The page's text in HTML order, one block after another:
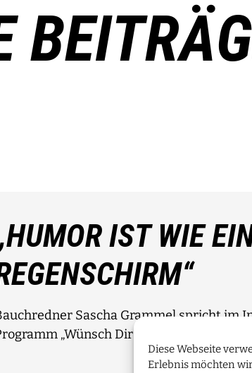
Diese Webseite
Erlebnis möchten
IST WIE
Sascha Grammel spricht im
„Wünsch Dir was!“